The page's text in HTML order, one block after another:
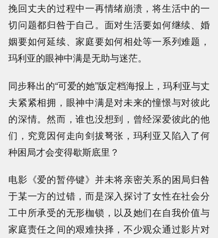
挽回丈夫的过程中一再情绪崩溃，将生活中的一
切问题都归咎于自己。面对生活要如何继续、婚
姻要如何延续、家庭要如何相处等一系列难题，
玛利亚的眼神中满是无助与迷茫。
同步释出的“可爱的她”版定档海报上，玛利亚与丈
夫紧紧相拥，眼神中满是对未来的憧憬与对彼此
的深情。然而，谁也没想到，曾经深爱彼此的他
们，究竟因何走向剑拔弩张，玛利亚又陷入了何
种困局才会变得歇斯底里？
电影《爱的暂停键》并未将亲密关系的困局归咎
于某一方的过错，而是深入探讨了女性在社会分
工中所承受的无形枷锁，以及她们在自我价值与
家庭责任之间的艰难抉择，不少观众通过影片对